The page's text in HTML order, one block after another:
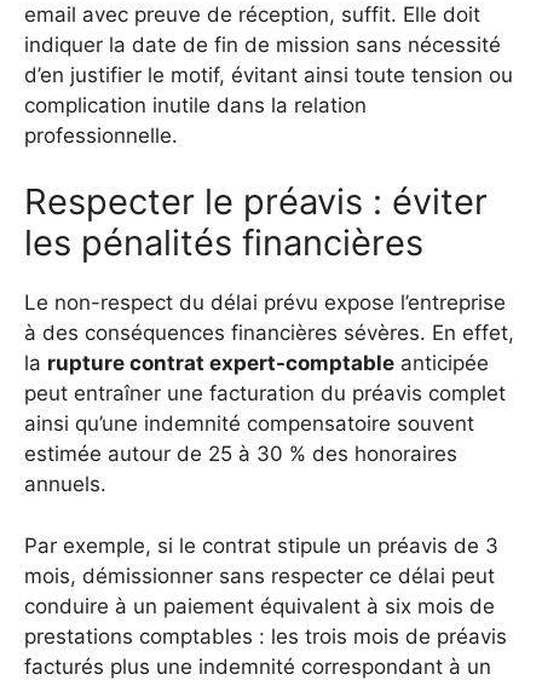
email avec preuve de réception, suffit. Elle doit
indiquer la date de fin de mission sans nécessité
d’en justifier le motif, évitant ainsi toute tension ou
complication inutile dans la relation
professionnelle.
Respecter le préavis : éviter
les pénalités financières
Le non-respect du délai prévu expose l’entreprise
à des conséquences financières sévères. En effet,
la rupture contrat expert-comptable anticipée
peut entraîner une facturation du préavis complet
ainsi qu’une indemnité compensatoire souvent
estimée autour de 25 à 30 % des honoraires
annuels.
Par exemple, si le contrat stipule un préavis de 3
mois, démissionner sans respecter ce délai peut
conduire à un paiement équivalent à six mois de
prestations comptables : les trois mois de préavis
facturés plus une indemnité correspondant à un